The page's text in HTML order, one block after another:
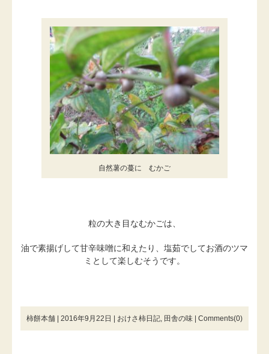
自然薯の蔓に むかご
粒の大き目なむかごは、
油で素揚げして甘辛味噌に和えたり、塩茹でしてお酒のツマ
ミとして楽しむそうです。
柿餅本舗 | 2016年9月22日 | おけさ柿日記, 田舎の味 Comments(0)